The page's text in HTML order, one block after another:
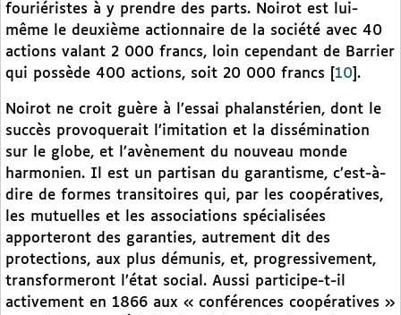
fouriéristes à y prendre des parts. Noirot est lui-
même le deuxième actionnaire de la société avec 40
actions valant 2 000 francs, loin cependant de Barrier
qui possède 400 actions, soit 20 000 francs
10 .
Noirot ne croit guère à l’essai phalanstérien, dont le
succès provoquerait l’imitation et la dissémination
sur le globe, et l’avènement du nouveau monde
harmonien. Il est un partisan du garantisme, c’est-à-
dire de formes transitoires qui, par les coopératives,
les mutuelles et les associations spécialisées
apporteront des garanties, autrement dit des
protections, aux plus démunis, et, progressivement,
transformeront l’état social. Aussi participe-t-il
activement en 1866 aux « conférences coopératives »